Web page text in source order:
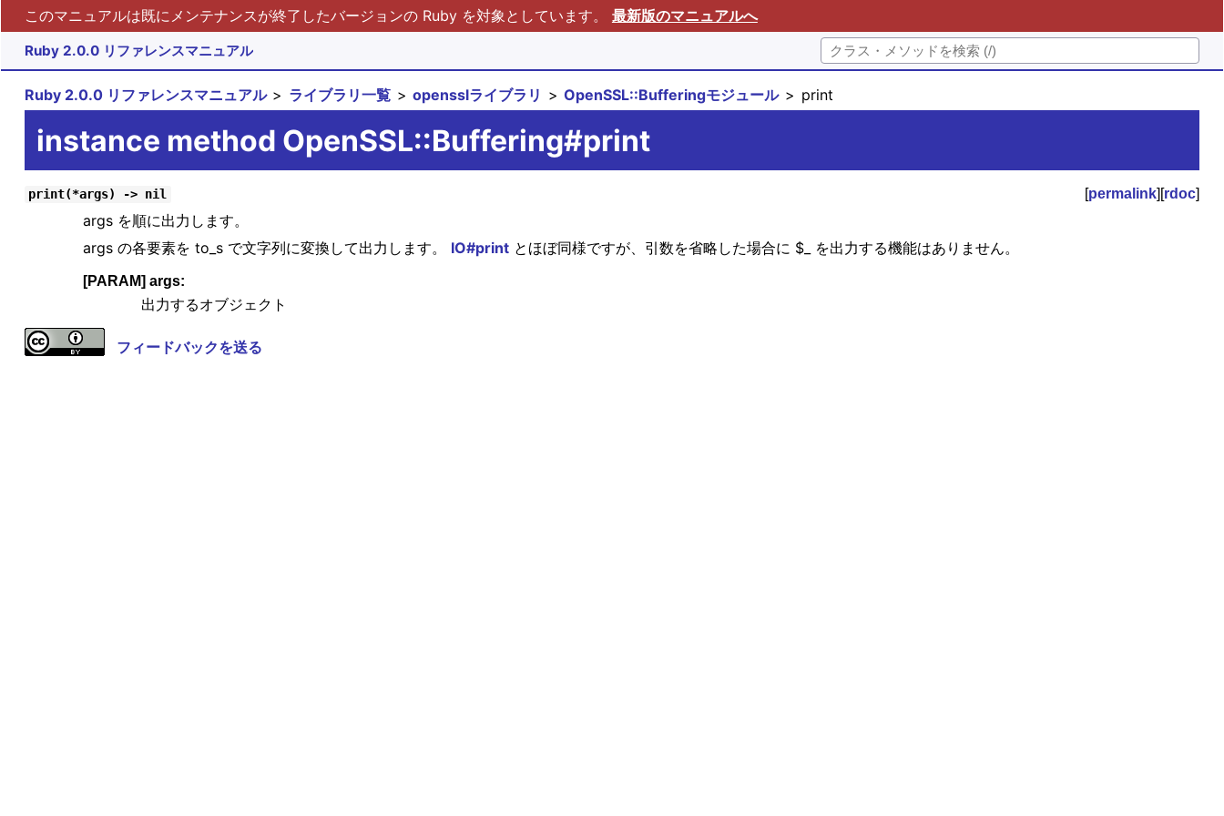
このマニュアルは既にメンテナンスが終了したバージョンの Ruby を対象としています。 最新版のマニュアルへ
Ruby 2.0.0 リファレンスマニュアル
Ruby 2.0.0 リファレンスマニュアル ライブラリ一覧 opensslライブラリ OpenSSL::Bufferingモジュール print
instance method OpenSSL::Buffering#print
print(*args) -> nil [permalink][rdoc]
args を順に出力します。
args の各要素を to_s で文字列に変換して出力します。 IO#printとほぼ同様ですが、引数を省略した場合に $_ を出力する機能はありません。
[PARAM] args:
出力するオブジェクト
フィードバックを送る